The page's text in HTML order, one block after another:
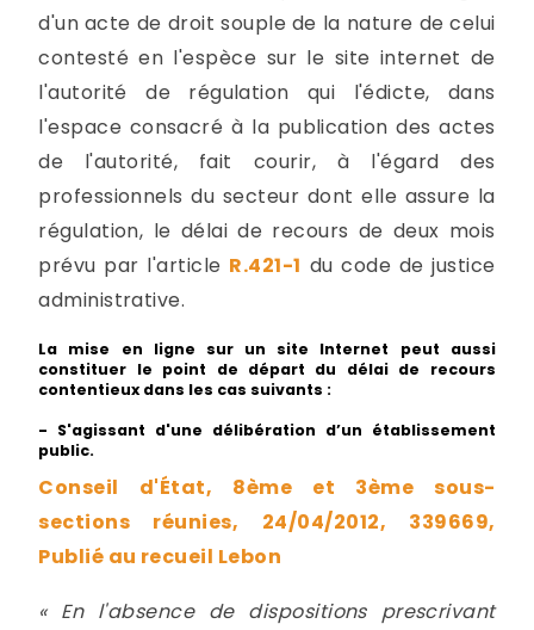
d'un acte de droit souple de la nature de celui
contesté en l'espèce sur le site internet de
l'autorité de régulation qui l'édicte, dans
l'espace consacré à la publication des actes
de l'autorité, fait courir, à l'égard des
professionnels du secteur dont elle assure la
régulation, le délai de recours de deux mois
prévu par l'article R.421-1 du code de justice
administrative.
La mise en ligne sur un site Internet peut aussi
constituer le point de départ du délai de recours
contentieux dans les cas suivants :
- S'agissant d'une délibération d’un établissement
public.
Conseil d'État, 8ème et 3ème sous-
sections réunies, 24/04/2012, 339669,
Publié au recueil Lebon
« En l'absence de dispositions prescrivant